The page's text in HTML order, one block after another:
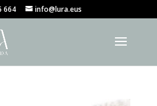
664 info@lura.eus